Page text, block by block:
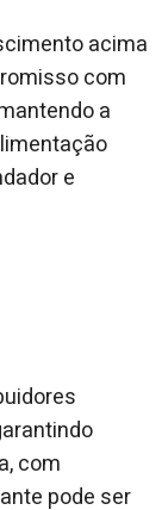
acima
com
a
e
com
pode ser